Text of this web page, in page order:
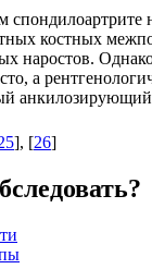
спондилоартрите
костных
наростов.
а
анкилозирующий
], [26]